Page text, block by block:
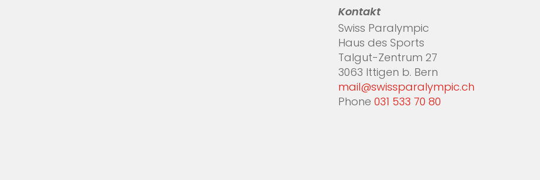
Kontakt
Swiss Paralympic
Haus des Sports
Talgut-Zentrum 27
3063 Ittigen b. Bern
mail@swissparalympic.ch
Phone 031 533 70 80